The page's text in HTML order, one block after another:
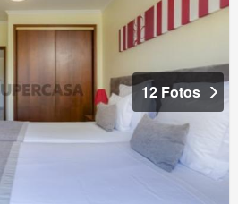
12 Fotos